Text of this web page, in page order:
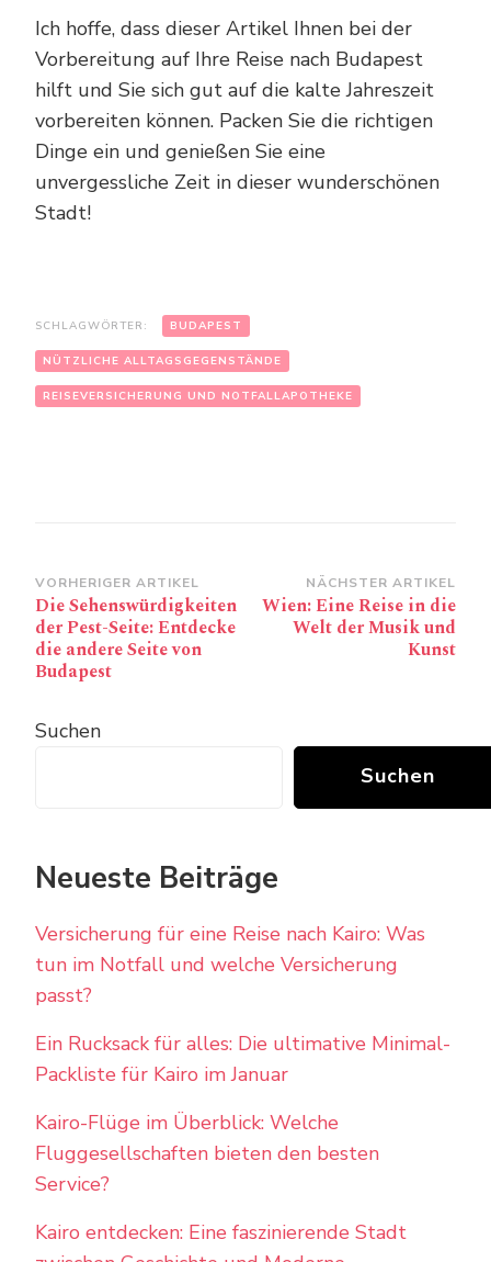
Ich hoffe, dass dieser Artikel Ihnen bei der
Vorbereitung auf Ihre Reise nach Budapest
hilft und Sie sich gut auf die kalte Jahreszeit
vorbereiten können. Packen Sie die richtigen
Dinge ein und genießen Sie eine
unvergessliche Zeit in dieser wunderschönen
Stadt!
SCHLAGWÖRTER: BUDAPEST
NÜTZLICHE ALLTAGSGEGENSTÄNDE
REISEVERSICHERUNG UND NOTFALLAPOTHEKE
Beitragsnavigation
VORHERIGER ARTIKEL
Die Sehenswürdigkeiten
der Pest-Seite: Entdecke
die andere Seite von
Budapest
NÄCHSTER ARTIKEL
Wien: Eine Reise in die
Welt der Musik und
Kunst
Suchen
Suchen
Neueste Beiträge
Versicherung für eine Reise nach Kairo: Was
tun im Notfall und welche Versicherung
passt?
Ein Rucksack für alles: Die ultimative Minimal-
Packliste für Kairo im Januar
Kairo-Flüge im Überblick: Welche
Fluggesellschaften bieten den besten
Service?
Kairo entdecken: Eine faszinierende Stadt